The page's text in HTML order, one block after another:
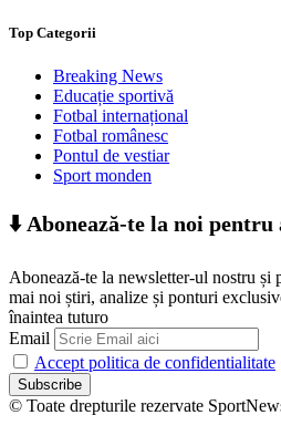
Top Categorii
Breaking News
Educație sportivă
Fotbal internațional
Fotbal românesc
Pontul de vestiar
Sport monden
⬇️ Abonează-te la noi
Abonează-te la newsletter-ul nostru și
mai noi știri, analize și ponturi
înaintea tuturo
Email
Accept politica de confidentialitate
© Toate drepturile rezervate